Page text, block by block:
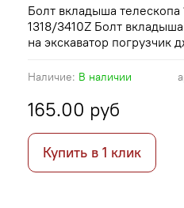
Наличие: В наличии
165.00 руб
Купить в 1 клик
Болт вкладыша телескопа
1318/3410Z Болт
на экскаватор погрузчик